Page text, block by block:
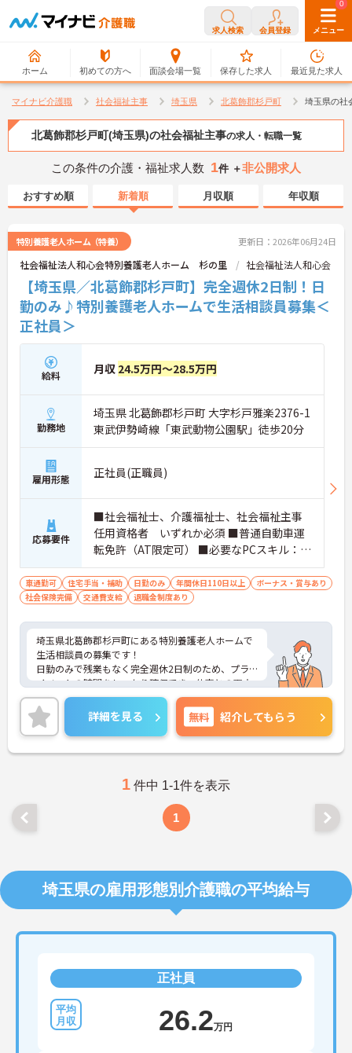
求人検索 会員登録 メニュー
ホーム 初めての方へ 面談会場一覧
0
保存した求人
0
最近見た求人
マイナビ介護職 社会福祉主事 埼玉県 北葛飾郡杉戸町 埼玉県の社
北葛飾郡杉戸町(埼玉県)の社会福祉主事の求人・転職一覧
この条件の介護・福祉求人数 1件 ＋非公開求人
おすすめ順 新着順 月収順 年収順
特別養護老人ホーム（特養） 更新日：2026年06月24日
社会福祉法人和心会特別養護老人ホーム 杉の里 社会福祉法人和心会
【埼玉県／北葛飾郡杉戸町】完全週休2日制！日
勤のみ♪特別養護老人ホームで生活相談員募集＜
正社員＞
給料 月収 24.5万円～28.5万円
勤務地
埼玉県 北葛飾郡杉戸町 大字杉戸雅楽2376-1
東武伊勢崎線「東武動物公園駅」徒歩20分
雇用形態 正社員(正職員)
応募要件
■社会福祉士、介護福祉士、社会福祉主事
任用資格者 いずれか必須 ■普通自動車運
転免許（AT限定可） ■必要なPCスキル：ワ
ード、エクセル（入力のみで可）、メール
車通勤可 住宅手当・補助 日勤のみ 年間休日110日以上
ボーナス・賞与あり
社会保険完備
交通費支給 退職金制度あり
埼玉県北葛飾郡杉戸町にある特別養護老人ホームで
生活相談員の募集です！
日勤のみで残業もなく完全週休2日制のため、プラ
イベートの時間をしっかり確保でき、仕事との両立
がしやすい職場です◎
また、昇給と計4.00ヵ月分の賞与実績があり、あな
たの頑張りがしっかり評価され、やりがいを持って
お仕事ができます！
ご興味ある方は面接ポイントをお伝えしますので、
詳細を見る 無料 紹介してもらう
1 件中 1-1件を表示
1
埼玉県の雇用形態別介護職の平均給与
正社員
26.2万円